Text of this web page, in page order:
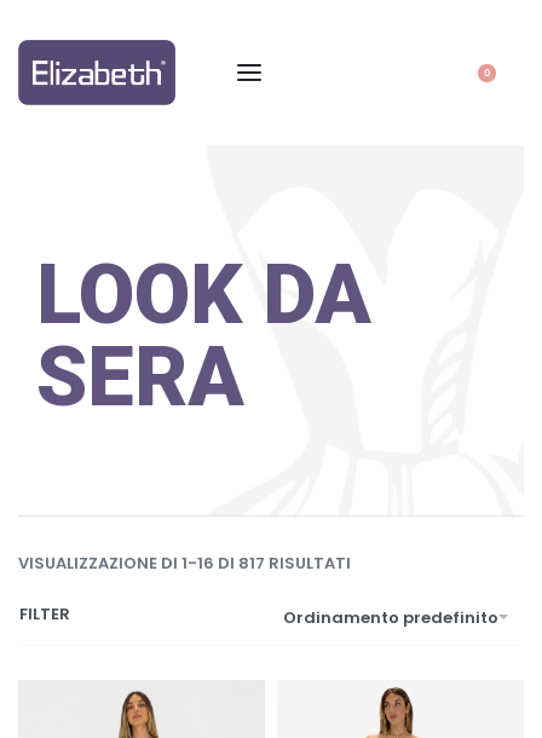
0
LOOK DA
SERA
VISUALIZZAZIONE DI 1-16 DI 817 RISULTATI
Ordinamento predefinito
FILTER